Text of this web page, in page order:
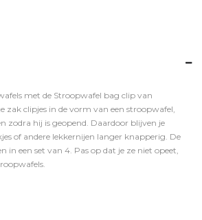
met de Stroopwafel bag clip van
zak clipjes in de vorm van een stroopwafel,
zodra hij is geopend. Daardoor blijven je
of andere lekkernijen langer knapperig. De
in een set van 4. Pas op dat je ze niet opeet,